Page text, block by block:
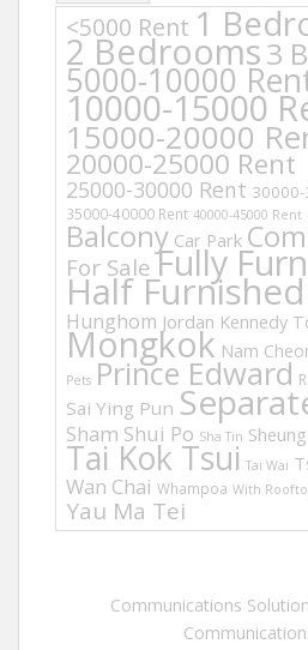
<5000 Rent 1
2 Bedrooms3
5000-10000
10000-15000
15000-20000
20000-25000 Rent
25000-30000 Rent
35000-40000 Rent 40000-45000 Rent
Balcony Car Park
For Sale Fully
Half Furnished
Hunghom Jordan Kennedy
Mongkok Nam
Pets Prince Edward
Sai Ying Pun
Sham Shui Po Sha Tin
Tai Kok Tsui Tai Wai
Wan Chai Whampoa With
Yau Ma Tei
Communications